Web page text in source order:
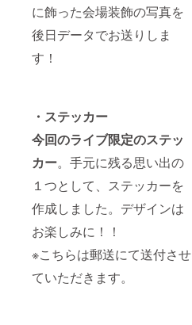
に飾った会場装飾の写真を
後日データでお送りしま
す！
・ステッカー
今回のライブ限定のステッ
カー。手元に残る思い出の
１つとして、ステッカーを
作成しました。デザインは
お楽しみに！！
※こちらは郵送にて送付させ
ていただきます。